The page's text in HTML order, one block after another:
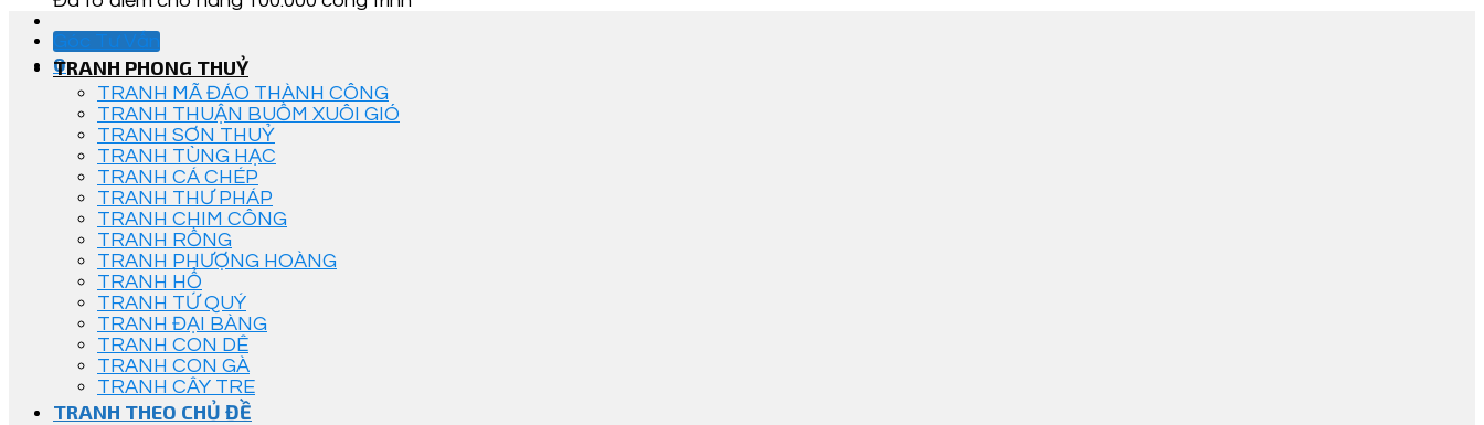
Góc Tư Vấn
0
TRANH PHONG THUỶ
TRANH MÃ ĐÁO THÀNH CÔNG
TRANH THUẬN BUỒM XUÔI GIÓ
TRANH SƠN THUỶ
TRANH TÙNG HẠC
TRANH CÁ CHÉP
TRANH THƯ PHÁP
TRANH CHIM CÔNG
TRANH RỒNG
TRANH PHƯỢNG HOÀNG
TRANH HỔ
TRANH TỨ QUÝ
TRANH ĐẠI BÀNG
TRANH CON DÊ
TRANH CON GÀ
TRANH CÂY TRE
TRANH THEO CHỦ ĐỀ